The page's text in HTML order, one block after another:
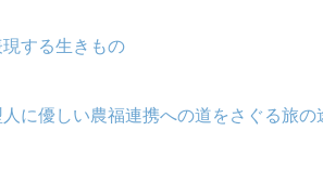
する生きもの
に優しい農福連携への道をさぐる旅の